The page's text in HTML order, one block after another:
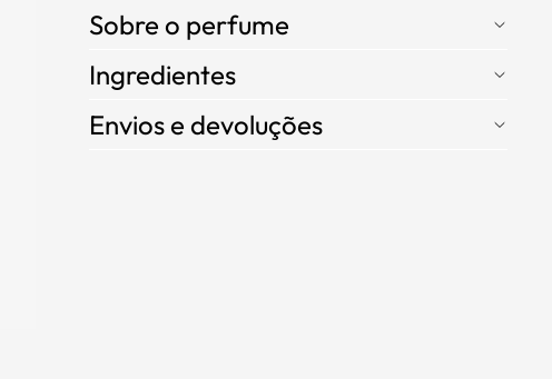
Sobre o perfume
Ingredientes
Envios e devoluções